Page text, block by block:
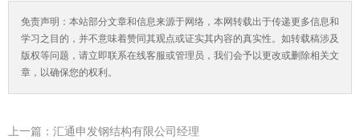
免责声明：本站部分文章和信息来源于网络，本网转载出于传递更多信息和
学习之目的，并不意味着赞同其观点或证实其内容的真实性。如转载稿涉及
版权等问题，请立即联系在线客服或管理员，我们会予以更改或删除相关文
章，以确保您的权利。
上一篇： 汇通申发钢结构有限公司经理